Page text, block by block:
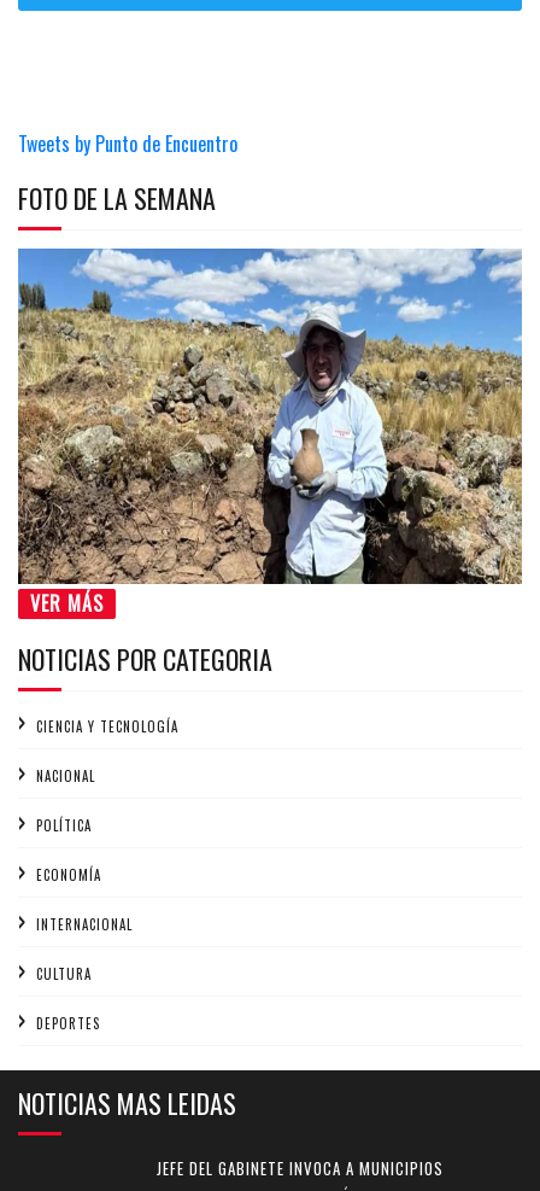
Tweets by Punto de Encuentro
FOTO DE LA SEMANA
VER MÁS
NOTICIAS POR CATEGORIA
CIENCIA Y TECNOLOGÍA
NACIONAL
POLÍTICA
ECONOMÍA
INTERNACIONAL
CULTURA
DEPORTES
NOTICIAS MAS LEIDAS
JEFE DEL GABINETE INVOCA A MUNICIPIOS